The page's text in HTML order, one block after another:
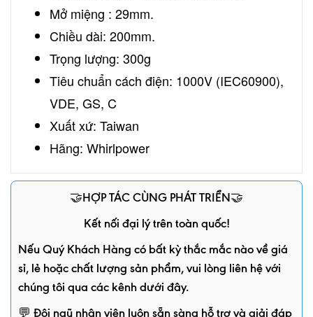
Mở miệng : 29mm.
Chiều dài: 200mm.
Trọng lượng: 300g
Tiêu chuẩn cách điện: 1000V (IEC60900),
VDE, GS, C
Xuất xứ: Taiwan
Hãng: Whirlpower
🤝HỢP TÁC CÙNG PHÁT TRIỂN🤝
Kết nối đại lý trên toàn quốc!
Nếu Quý Khách Hàng có bất kỳ thắc mắc nào về giá
sỉ, lẻ hoặc chất lượng sản phẩm, vui lòng liên hệ với
chúng tôi qua các kênh dưới đây.
💬 Đội ngũ nhân viên luôn sẵn sàng hỗ trợ và giải đáp